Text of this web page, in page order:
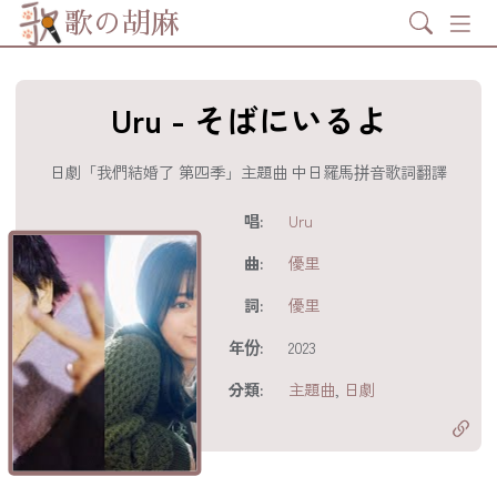
歌の胡麻 Search
Uru - そばにいるよ
日劇「我們結婚了 第四季」主題曲 中日羅馬拼音歌詞翻譯
唱:
Uru
曲:
優里
詞:
優里
年份:
2023
分類:
主題曲 日劇
分享至
享至 X
分享至
製鏈結